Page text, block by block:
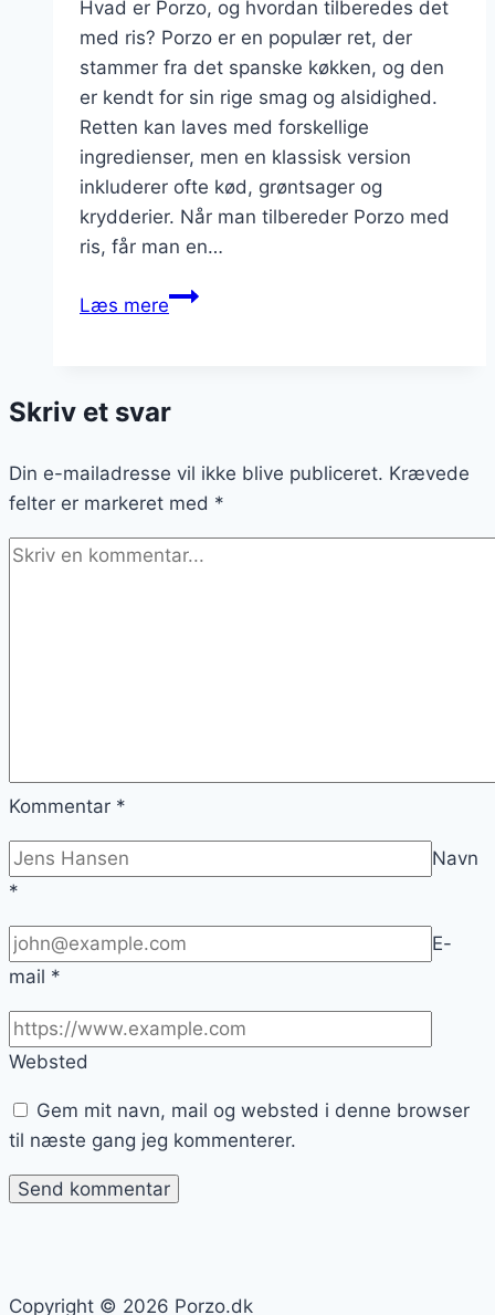
Hvad er Porzo, og hvordan tilberedes det
med ris? Porzo er en populær ret, der
stammer fra det spanske køkken, og den
er kendt for sin rige smag og alsidighed.
Retten kan laves med forskellige
ingredienser, men en klassisk version
inkluderer ofte kød, grøntsager og
krydderier. Når man tilbereder Porzo med
ris, får man en…
Læs merePorzo
og
Skriv et svar
Din e-mailadresse vil ikke blive publiceret. Krævede
felter er markeret med *
Kommentar *
Navn
*
E-
mail *
Websted
Gem mit navn, mail og websted i denne browser
til næste gang jeg kommenterer.
Copyright © 2026 Porzo.dk